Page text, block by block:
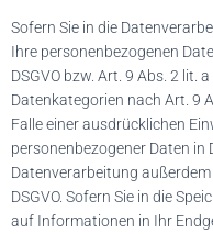
Sofern Sie in die
Ihre personenbezogenen
DSGVO bzw. Art. 9 Abs. 2 lit.
Datenkategorien nach Art. 9
Falle einer ausdrücklichen
personenbezogener Daten
Datenverarbeitung
DSGVO. Sofern Sie in die
auf Informationen in Ihr